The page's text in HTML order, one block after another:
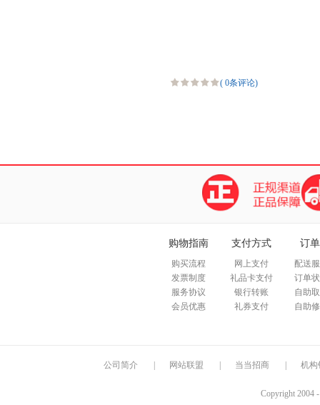
( 0条评论)
购物指南
购买流程
发票制度
服务协议
会员优惠
支付方式
网上支付
礼品卡支付
银行转账
礼券支付
订
配送
订单
自助
自助
公司简介 网站联盟 当当招商 机构
Copyright 2004